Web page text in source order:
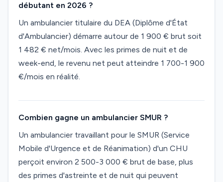
débutant en 2026 ?
Un ambulancier titulaire du DEA (Diplôme d'État
d'Ambulancier) démarre autour de 1 900 € brut soit
1 482 € net/mois. Avec les primes de nuit et de
week-end, le revenu net peut atteindre 1 700-1 900
€/mois en réalité.
Combien gagne un ambulancier SMUR ?
Un ambulancier travaillant pour le SMUR (Service
Mobile d'Urgence et de Réanimation) d'un CHU
perçoit environ 2 500-3 000 € brut de base, plus
des primes d'astreinte et de nuit qui peuvent